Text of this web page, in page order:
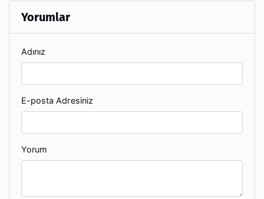
Yorumlar
Adınız
E-posta Adresiniz
Yorum